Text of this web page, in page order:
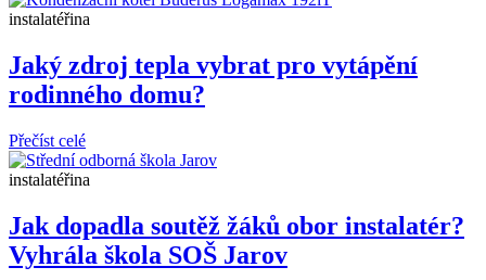
instalatéřina
Jaký zdroj tepla vybrat pro vytápění
rodinného domu?
Přečíst celé
instalatéřina
Jak dopadla soutěž žáků obor instalatér?
Vyhrála škola SOŠ Jarov